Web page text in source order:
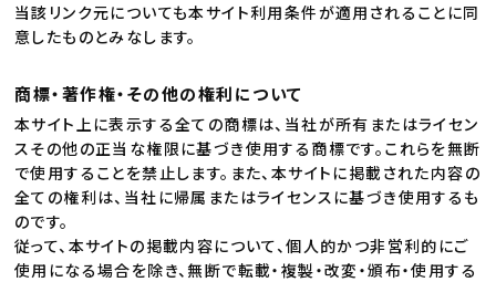
当該リンク元についても本サイト利用条件が適用されることに同
意したものとみなします。
商標・著作権・その他の権利について
本サイト上に表示する全ての商標は、当社が所有またはライセン
スその他の正当な権限に基づき使用する商標です。これらを無断
で使用することを禁止します。また、本サイトに掲載された内容の
全ての権利は、当社に帰属またはライセンスに基づき使用するも
のです。
従って、本サイトの掲載内容について、個人的かつ非営利的にご
使用になる場合を除き、無断で転載・複製・改変・頒布・使用する